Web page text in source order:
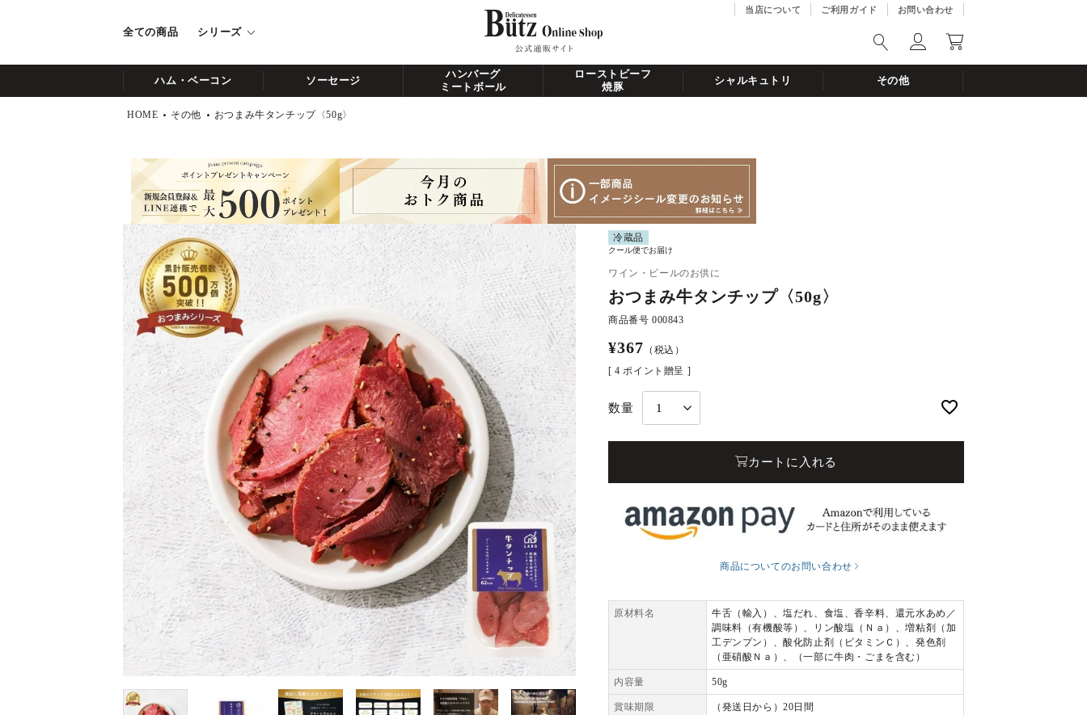
全ての商品 シリーズ
当店について ご利用ガイド お問い合わせ
ハム・ベーコン ソーセージ
ハンバーグ
ミートボール
ローストビーフ
焼豚
シャルキュトリ その他
HOME その他 おつまみ牛タンチップ〈50g〉
冷蔵品
クール便でお届け
ワイン・ビールのお供に
おつまみ牛タンチップ〈50g〉
商品番号 000843
¥367 （税込）
[ 4 ポイント贈呈 ]
カートに入れる
商品についてのお問い合わせ
原材料名
牛舌（輸入）、塩だれ、食塩、香辛料、還元水あめ／
調味料（有機酸等）、リン酸塩（Ｎａ）、増粘剤（加
工デンプン）、酸化防止剤（ビタミンＣ）、発色剤
（亜硝酸Ｎａ）、（一部に牛肉・ごまを含む）
内容量 50g
賞味期限 （発送日から）20日間